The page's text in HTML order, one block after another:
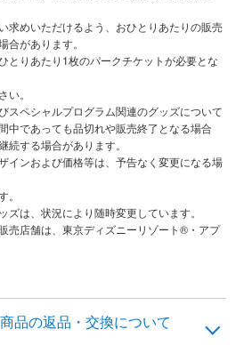
求めいただけるよう、おひとりあたりの販売
合があります。
とりあたり1枚のパークチケットが必要とな
。
スペシャルプログラム関連のグッズについて
中であっても品切れや販売終了となる場合
する場合があります。
インおよび価格等は、予告なく変更になる場
ズは、状況により随時変更しています。
売店舗は、東京ディズニーリゾート®・アプ
品の返品・交換について